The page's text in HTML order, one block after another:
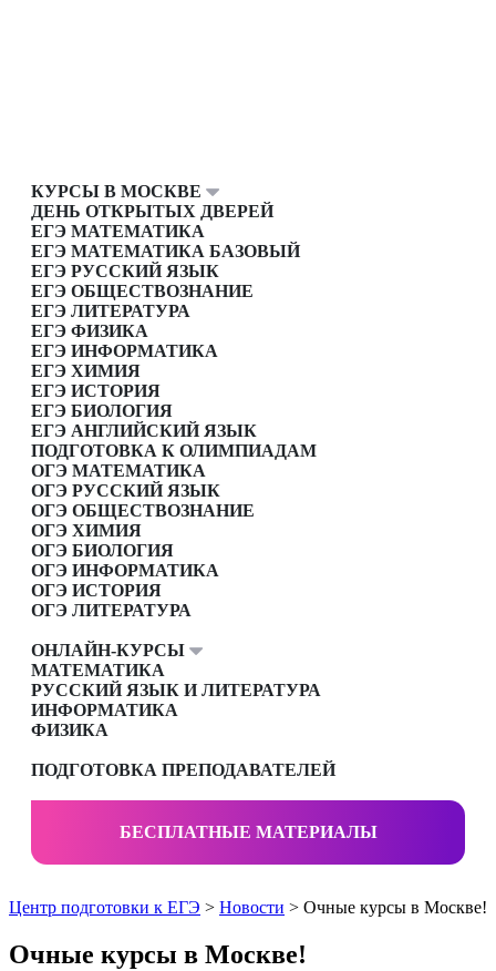
КУРСЫ В МОСКВЕ
ДЕНЬ ОТКРЫТЫХ ДВЕРЕЙ
ЕГЭ МАТЕМАТИКА
ЕГЭ МАТЕМАТИКА БАЗОВЫЙ
ЕГЭ РУССКИЙ ЯЗЫК
ЕГЭ ОБЩЕСТВОЗНАНИЕ
ЕГЭ ЛИТЕРАТУРА
ЕГЭ ФИЗИКА
ЕГЭ ИНФОРМАТИКА
ЕГЭ ХИМИЯ
ЕГЭ ИСТОРИЯ
ЕГЭ БИОЛОГИЯ
ЕГЭ АНГЛИЙСКИЙ ЯЗЫК
ПОДГОТОВКА К ОЛИМПИАДАМ
ОГЭ МАТЕМАТИКА
ОГЭ РУССКИЙ ЯЗЫК
ОГЭ ОБЩЕСТВОЗНАНИЕ
ОГЭ ХИМИЯ
ОГЭ БИОЛОГИЯ
ОГЭ ИНФОРМАТИКА
ОГЭ ИСТОРИЯ
ОГЭ ЛИТЕРАТУРА
ОНЛАЙН-КУРСЫ
МАТЕМАТИКА
РУССКИЙ ЯЗЫК И ЛИТЕРАТУРА
ИНФОРМАТИКА
ФИЗИКА
ПОДГОТОВКА ПРЕПОДАВАТЕЛЕЙ
БЕСПЛАТНЫЕ МАТЕРИАЛЫ
Центр подготовки к ЕГЭ > Новости > Очные курсы в Москве!
Очные курсы в Москве!